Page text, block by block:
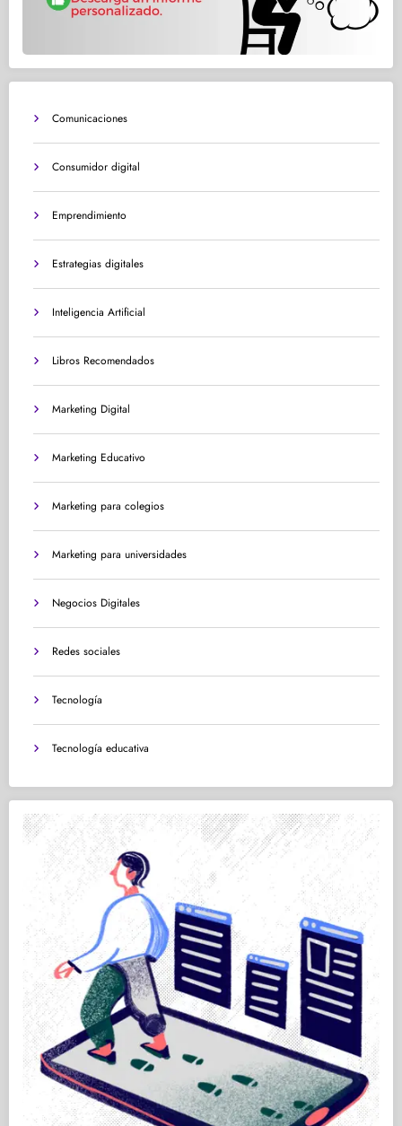
Comunicaciones
Consumidor digital
Emprendimiento
Estrategias digitales
Inteligencia Artificial
Libros Recomendados
Marketing Digital
Marketing Educativo
Marketing para colegios
Marketing para universidades
Negocios Digitales
Redes sociales
Tecnología
Tecnología educativa